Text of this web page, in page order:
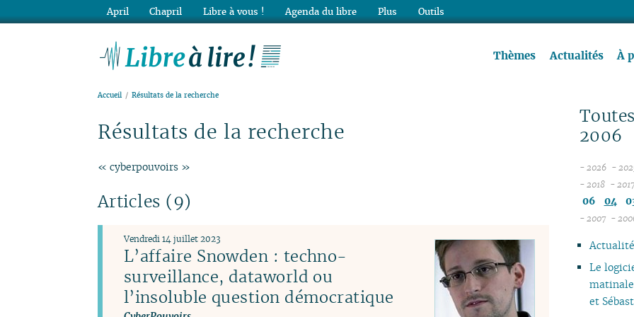
Thèmes Actualités À
Accueil Résultats de la recherche
Résultats de la recherche
« cyberpouvoirs »
Articles (9)
L’affaire Snowden : techno-
surveillance, dataworld ou
l’insoluble question démocratique
Vendredi 14 juillet 2023
2006
- 2026
07
04
03
02
01
-
- 2018
12
09
08
07
06
- 2017
06
04
- 2007 -
Le
et
April Chapril Libre à vous ! Agenda du libre Plus Outils